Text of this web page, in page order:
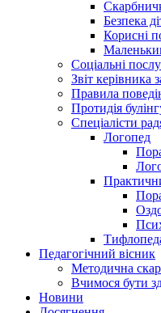
Безпека
Корисні
Соціальні
Звіт керівника
Правила
Протидія
Спеціалісти
Логопед
Педагогічний вісник
Методична
Вчимося бути
Новини